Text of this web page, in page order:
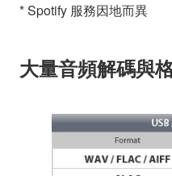
* Spotify 服務因地而異
大量音頻解碼與